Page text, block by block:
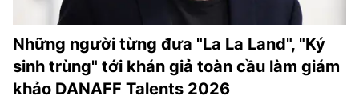
Những người từng đưa "La La Land", "Ký
sinh trùng" tới khán giả toàn cầu làm giám
khảo DANAFF Talents 2026